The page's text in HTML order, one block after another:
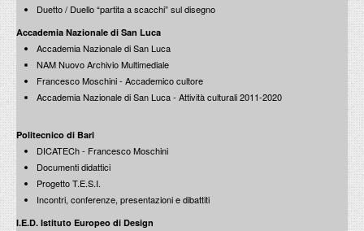
Carolyn Christov-Bakargiev | dOCUMENTA (13)
7 marzo 2013
Pier Francesco Mola (1612-1666)
Materia e colore nella pittura del ’600
28 febbraio 2013
Giornata di studio su Giorgio Vasari
5 dicembre 2011
Inchiesta su Raffaello: San Luca che dipinge la Vergine
Duetto / Duello “partita a scacchi” sul disegno
Accademia Nazionale di San Luca
Accademia Nazionale di San Luca
NAM Nuovo Archivio Multimediale
Francesco Moschini - Accademico cultore
Accademia Nazionale di San Luca - Attività culturali 2011-2020
Politecnico di Bari
DICATECh - Francesco Moschini
Documenti didattici
Progetto T.E.S.I.
Incontri, conferenze, presentazioni e dibattiti
I.E.D. Istituto Europeo di Design